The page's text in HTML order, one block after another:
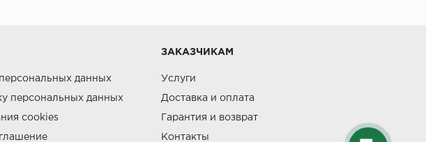
данных
персональных данных
cookies
ЗАКАЗЧИКАМ
Услуги
Доставка и оплата
Гарантия и возврат
Контакты